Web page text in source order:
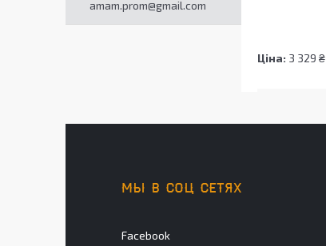
Ціна: 3 329 ₴
amam.prom@gmail.com
МЫ В СОЦ СЕТЯХ
Facebook